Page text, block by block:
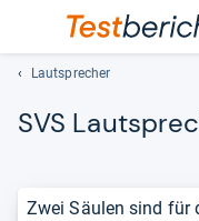
Lautsprecher
SVS
Zwei Säulen sind für